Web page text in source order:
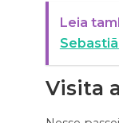
Leia
Visita